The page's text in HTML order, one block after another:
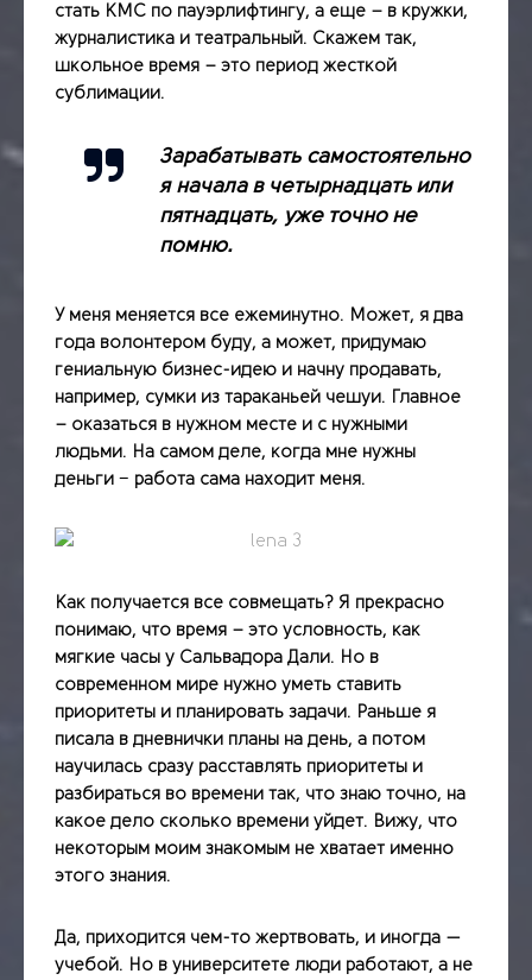
стать КМС по пауэрлифтингу, а еще – в кружки,
журналистика и театральный. Скажем так,
школьное время – это период жесткой
сублимации.
Зарабатывать самостоятельно
я начала в четырнадцать или
пятнадцать, уже точно не
помню.
У меня меняется все ежеминутно. Может, я два
года волонтером буду, а может, придумаю
гениальную бизнес-идею и начну продавать,
например, сумки из тараканьей чешуи. Главное
– оказаться в нужном месте и с нужными
людьми. На самом деле, когда мне нужны
деньги − работа сама находит меня.
Как получается все совмещать? Я прекрасно
понимаю, что время – это условность, как
мягкие часы у Сальвадора Дали. Но в
современном мире нужно уметь ставить
приоритеты и планировать задачи. Раньше я
писала в дневнички планы на день, а потом
научилась сразу расставлять приоритеты и
разбираться во времени так, что знаю точно, на
какое дело сколько времени уйдет. Вижу, что
некоторым моим знакомым не хватает именно
этого знания.
Да, приходится чем-то жертвовать, и иногда —
учебой. Но в университете люди работают, а не